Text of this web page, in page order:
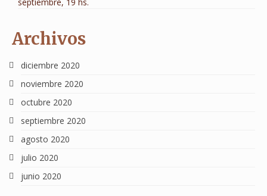
Archivos
diciembre 2020
noviembre 2020
octubre 2020
septiembre 2020
agosto 2020
julio 2020
junio 2020